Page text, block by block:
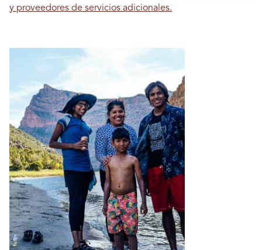
y proveedores de servicios adicionales.